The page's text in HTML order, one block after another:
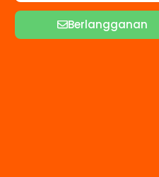
Berlangganan